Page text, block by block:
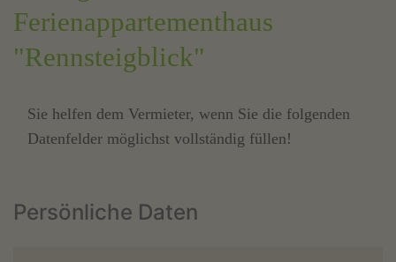
Ferienappartementhaus
"Rennsteigblick"
Sie helfen dem Vermieter, wenn Sie die folgenden
Datenfelder möglichst vollständig füllen!
Persönliche Daten